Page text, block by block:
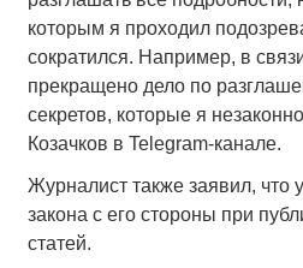
которым я проходил
сократился. Например, в
прекращено дело по
секретов, которые я
Козачков в Telegram-канале.
Журналист также заявил, что
закона с его стороны при
статей.